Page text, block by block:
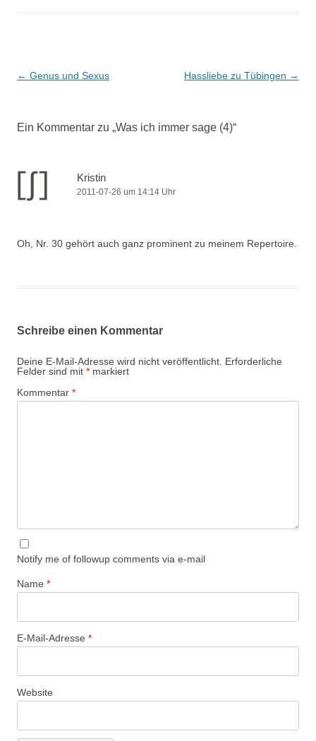
Beitragsnavigation
← Genus und Sexus Hassliebe zu Tübingen →
Ein Kommentar zu „Was ich immer sage (4)“
Kristin
2011-07-26 um 14:14 Uhr
Oh, Nr. 30 gehört auch ganz prominent zu meinem Repertoire.
Schreibe einen Kommentar
Deine E-Mail-Adresse wird nicht veröffentlicht. Erforderliche
Felder sind mit * markiert
Kommentar *
Notify me of followup comments via e-mail
Name *
E-Mail-Adresse *
Website